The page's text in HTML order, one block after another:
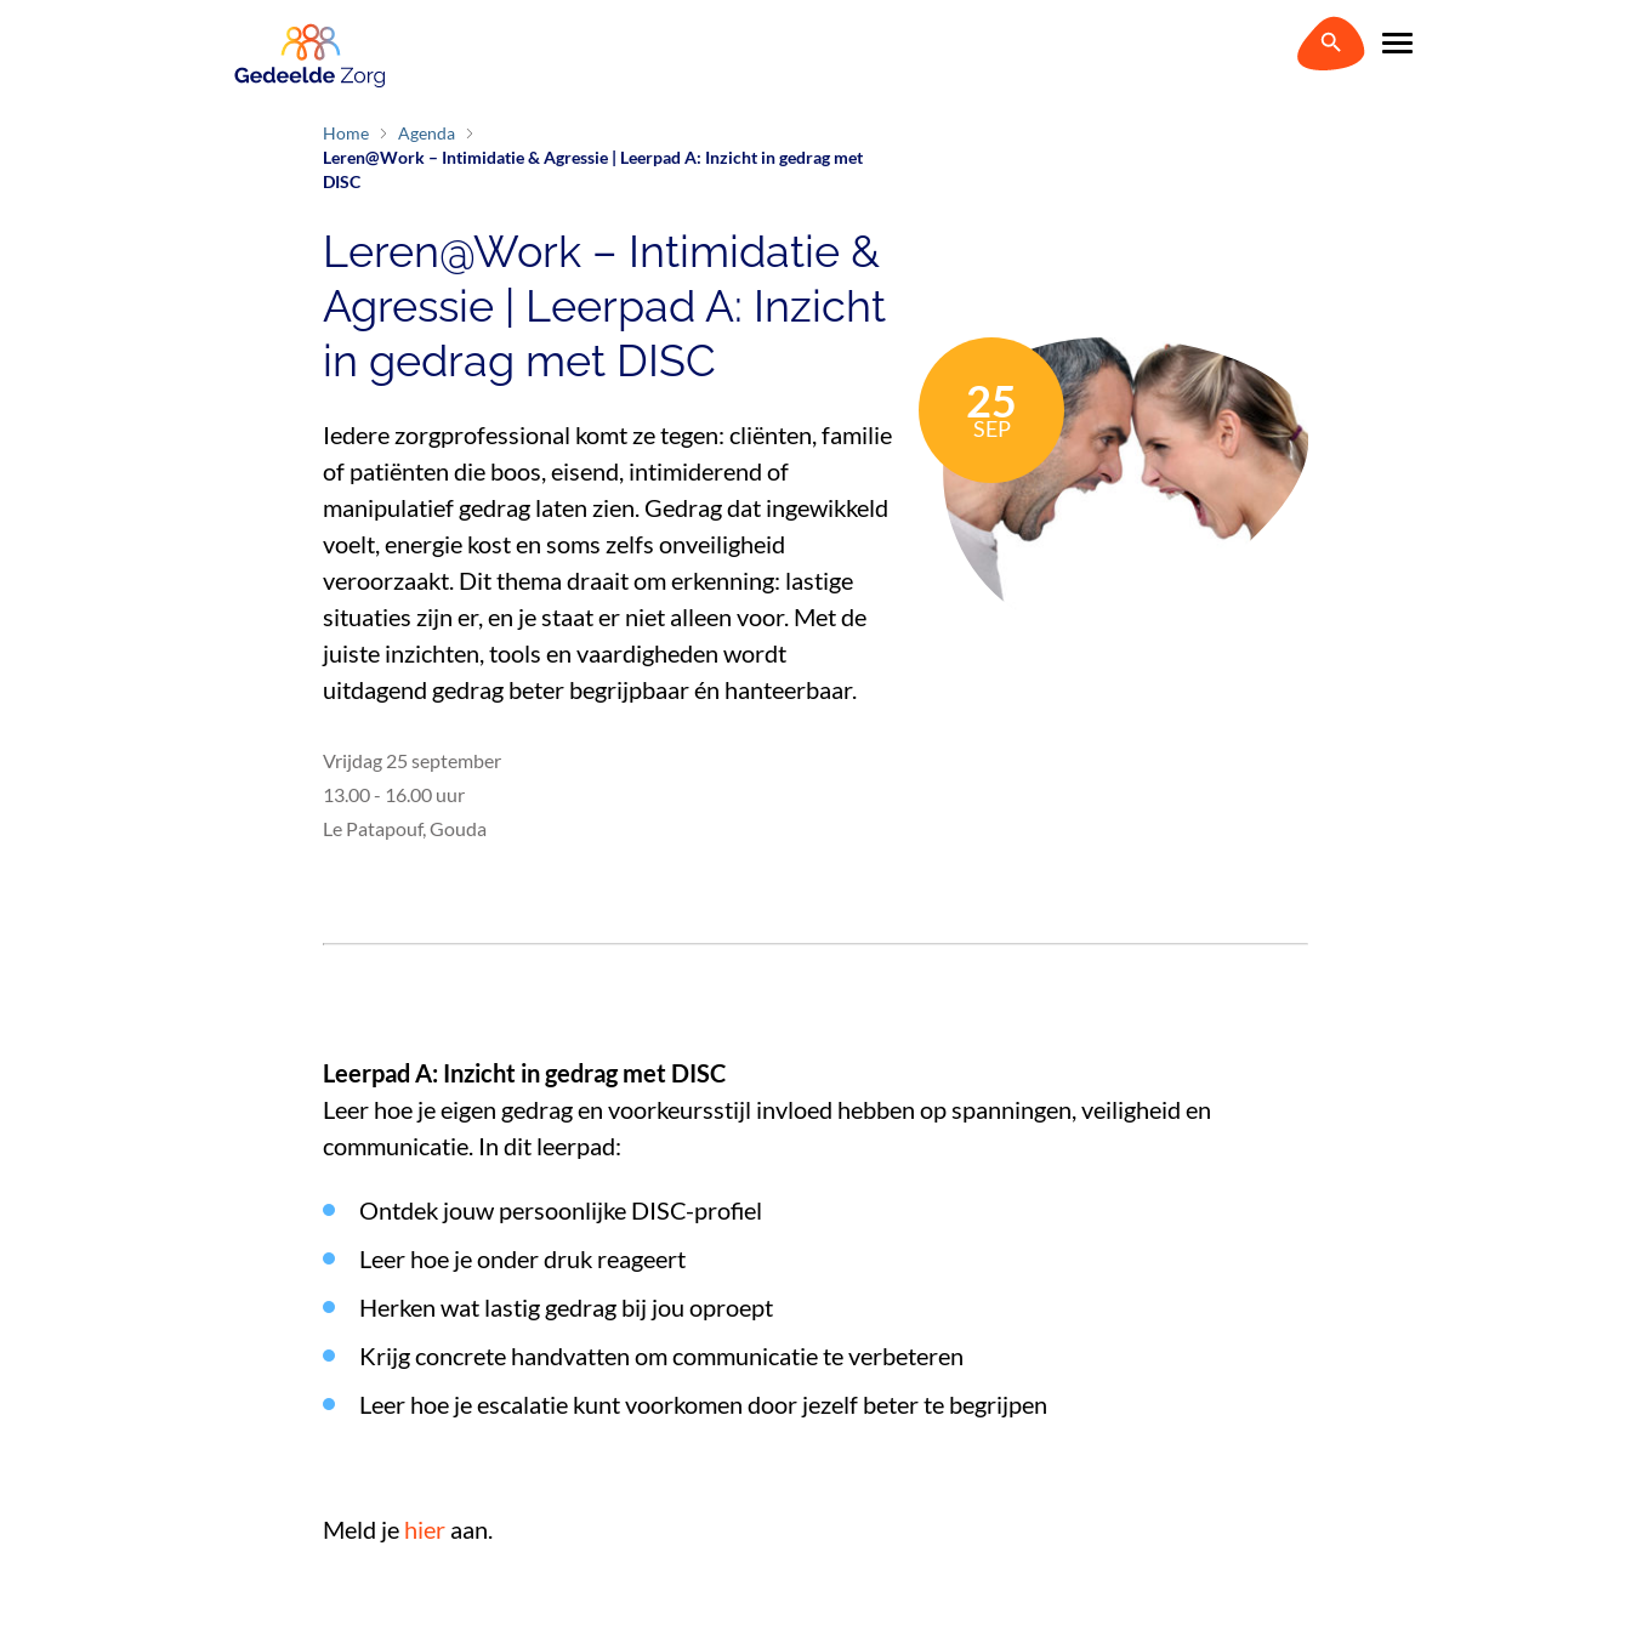
25
SEP
Home
Agenda
Leren@Work – Intimidatie & Agressie | Leerpad A: Inzicht in gedrag met
DISC
Leren@Work – Intimidatie &
Agressie | Leerpad A: Inzicht
in gedrag met DISC
Iedere zorgprofessional komt ze tegen: cliënten, familie
of patiënten die boos, eisend, intimiderend of
manipulatief gedrag laten zien. Gedrag dat ingewikkeld
voelt, energie kost en soms zelfs onveiligheid
veroorzaakt. Dit thema draait om erkenning: lastige
situaties zijn er, en je staat er niet alleen voor. Met de
juiste inzichten, tools en vaardigheden wordt
uitdagend gedrag beter begrijpbaar én hanteerbaar.
Vrijdag 25 september
13.00 - 16.00 uur
Le Patapouf, Gouda
Leerpad A: Inzicht in gedrag met DISC
Leer hoe je eigen gedrag en voorkeursstijl invloed hebben op spanningen, veiligheid en
communicatie. In dit leerpad:
Ontdek jouw persoonlijke DISC-profiel
Leer hoe je onder druk reageert
Herken wat lastig gedrag bij jou oproept
Krijg concrete handvatten om communicatie te verbeteren
Leer hoe je escalatie kunt voorkomen door jezelf beter te begrijpen
Meld je hieraan.